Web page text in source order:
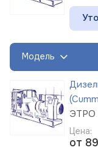
Модель
ЭТРО
Цена:
от